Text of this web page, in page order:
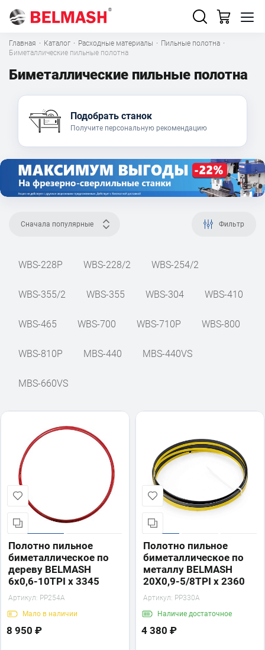
Главная · Каталог · Расходные материалы · Пильные полотна ·
Биметаллические пильные полотна
Биметаллические пильные полотна
Подобрать станок
Получите персональную рекомендацию
Сначала популярные Фильтр
WBS-228P WBS-228/2 WBS-254/2
WBS-355/2 WBS-355 WBS-304 WBS-410
WBS-465 WBS-700 WBS-710P WBS-800
WBS-810P MBS-440 MBS-440VS
MBS-660VS
Полотно пильное
биметаллическое по
дереву BELMASH
6x0,6-10TPI x 3345
Артикул: PP254A
Мало в наличии
8 950 ₽
Полотно пильное
биметаллическое по
металлу BELMASH
20X0,9-5/8TPI x 2360
Артикул: PP330A
Наличие достаточное
4 380 ₽